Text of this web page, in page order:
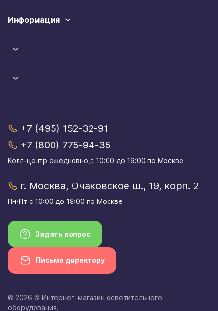
Информация
+7 (495) 152-32-91
+7 (800) 775-94-35
Колл-центр eжедневно,с 10:00 до 19:00 по Москве
г. Москва, Очаковское ш., 19, корп. 2
Пн-Пт с 10:00 до 19:00 по Москве
Задать вопрос
Письмо директору
© 2026 © Интернет-магазин осветительного
оборудования.